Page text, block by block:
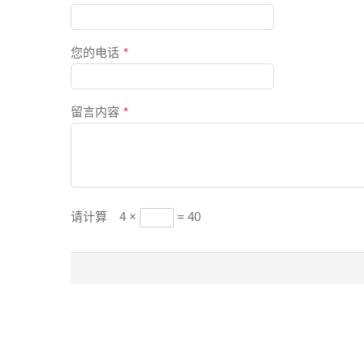
您的电话 *
留言内容 *
请计算 4 × = 40